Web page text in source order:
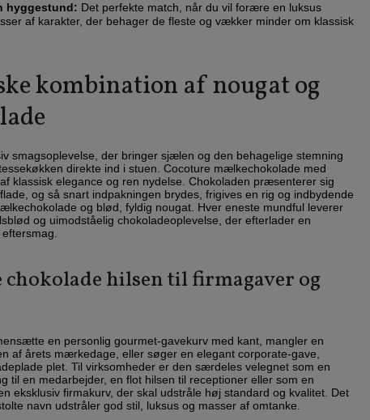
hyggestund: Det perfekte match, når du vil forære en luksus
af karakter, der behager de fleste og vækker minder om klassisk
kombination af nougat og
smagsoplevelse, der bringer sjælen og den behagelige stemning
direkte ind i stuen. Cocoture mælkechokolade med
klassisk elegance og ren nydelse. Chokoladen præsenterer sig
og så snart indpakningen brydes, frigives en rig og indbydende
og blød, fyldig nougat. Hver eneste mundful leverer
og uimodståelig chokoladeoplevelse, der efterlader en
chokolade hilsen til firmagaver og
en personlig gourmet-gavekurv med kant, mangler en
af årets mærkedage, eller søger en elegant corporate-gave,
plet. Til virksomheder er den særdeles velegnet som en
til en medarbejder, en flot hilsen til receptioner eller som en
eksklusiv firmakurv, der skal udstråle høj standard og kvalitet. Det
navn udstråler god stil, luksus og masser af omtanke.